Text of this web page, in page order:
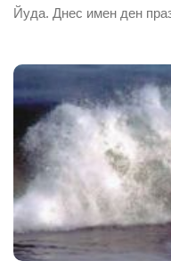
Йуда. Днес имен ден